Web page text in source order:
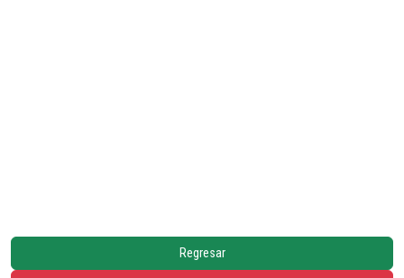
Regresar